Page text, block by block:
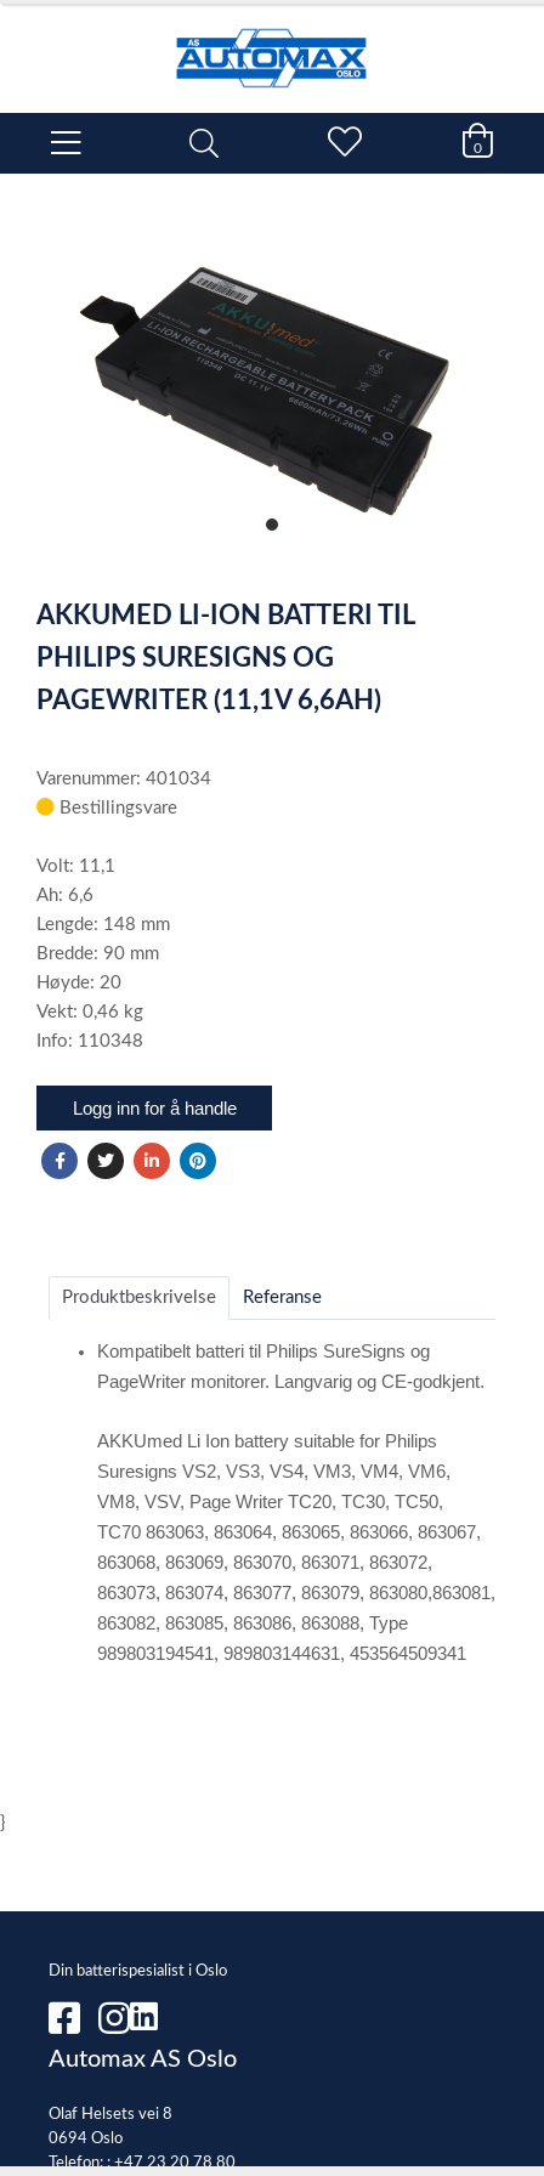
0
item
of
1
AKKUMED LI-ION BATTERI TIL
PHILIPS SURESIGNS OG
PAGEWRITER (11,1V 6,6AH)
Varenummer: 401034
Bestillingsvare
Volt: 11,1
Ah: 6,6
Lengde: 148 mm
Bredde: 90 mm
Høyde: 20
Vekt: 0,46 kg
Info: 110348
Logg inn for å handle
Produktbeskrivelse Referanse
Kompatibelt batteri til Philips SureSigns og
PageWriter monitorer. Langvarig og CE-godkjent.
AKKUmed Li Ion battery suitable for Philips
Suresigns VS2, VS3, VS4, VM3, VM4, VM6,
VM8, VSV, Page Writer TC20, TC30, TC50,
TC70 863063, 863064, 863065, 863066, 863067,
863068, 863069, 863070, 863071, 863072,
863073, 863074, 863077, 863079, 863080,863081,
863082, 863085, 863086, 863088, Type
989803194541, 989803144631, 453564509341
}
Din batterispesialist i Oslo
Automax AS Oslo
Olaf Helsets vei 8
0694 Oslo
Telefon: :+47 23 20 78 80